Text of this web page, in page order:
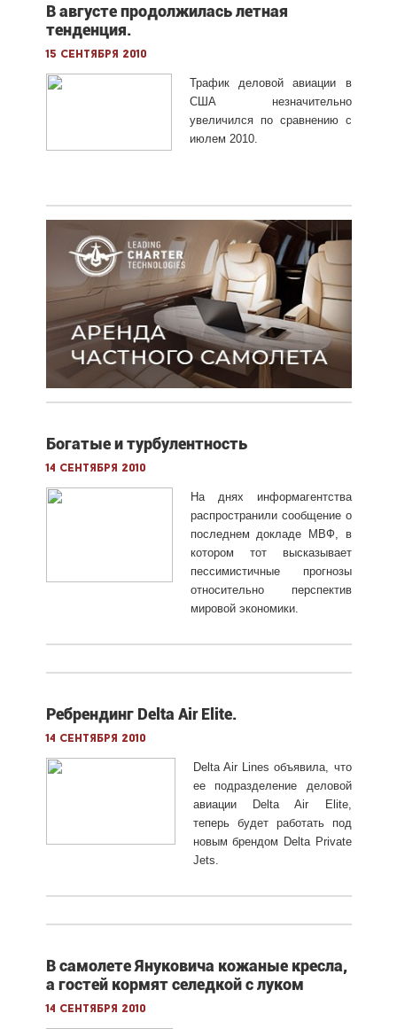
В августе продолжилась летная
тенденция.
15 сентября 2010
Трафик деловой авиации в
США незначительно
увеличился по сравнению с
июлем 2010.
Богатые и турбулентность
14 сентября 2010
На днях информагентства
распространили сообщение о
последнем докладе МВФ, в
котором тот высказывает
пессимистичные прогнозы
относительно перспектив
мировой экономики.
Ребрендинг Delta Air Elite.
14 сентября 2010
Delta Air Lines объявила, что
ее подразделение деловой
авиации Delta Air Elite,
теперь будет работать под
новым брендом Delta Private
Jets.
В самолете Януковича кожаные кресла,
а гостей кормят селедкой с луком
14 сентября 2010